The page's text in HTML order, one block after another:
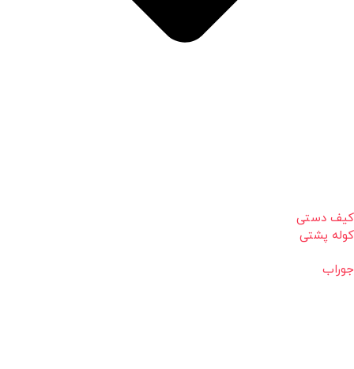
کیف دستی
کوله پشتی
جوراب